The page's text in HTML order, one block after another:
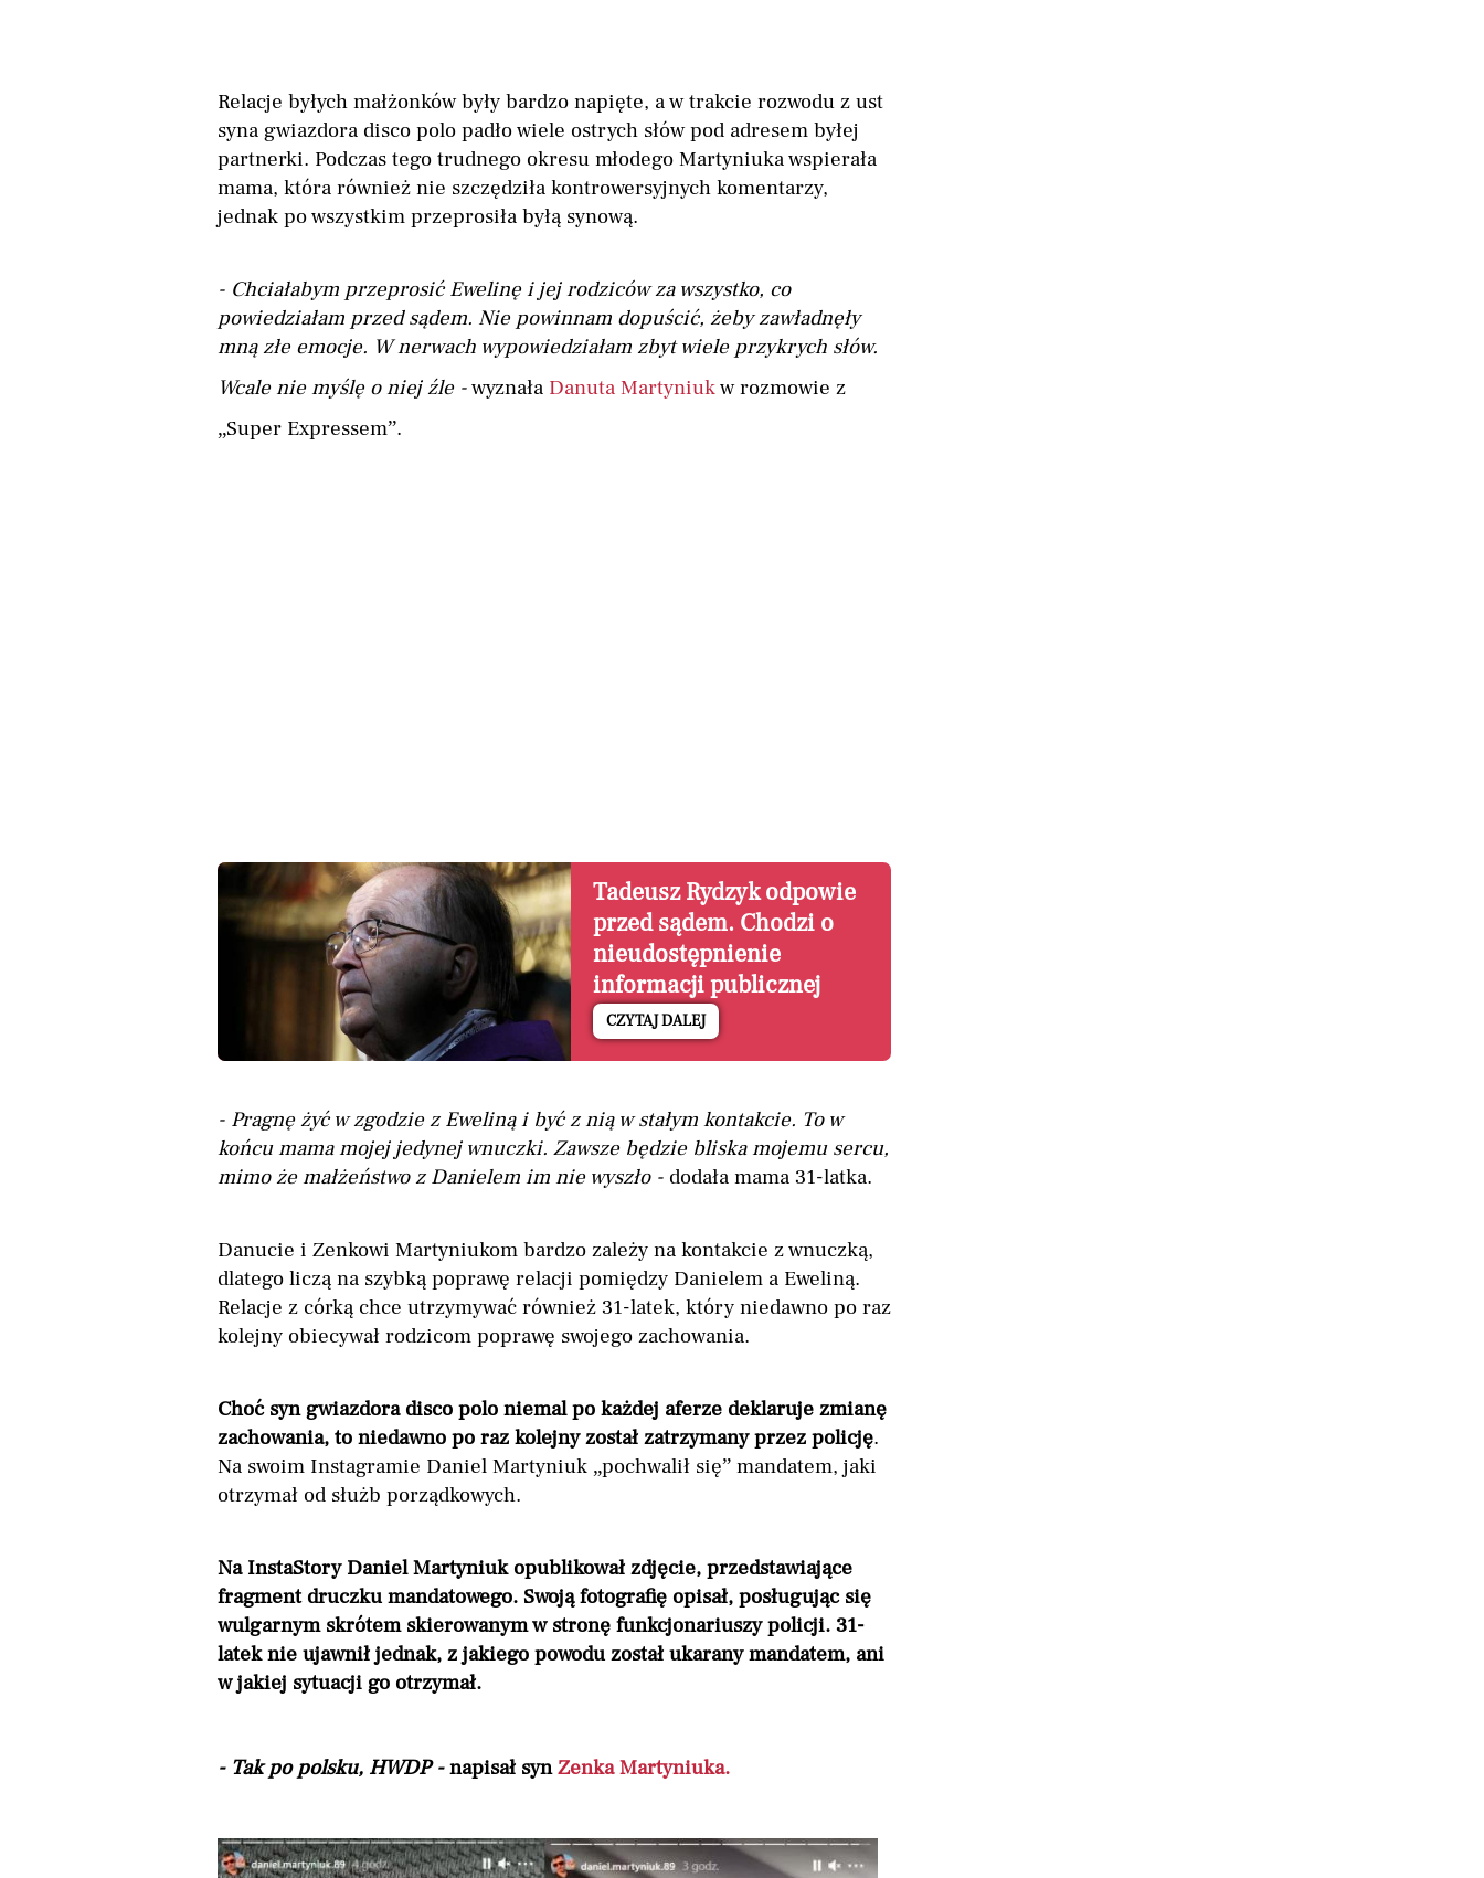
Relacje byłych małżonków były bardzo napięte, a w trakcie rozwodu z ust
syna gwiazdora disco polo padło wiele ostrych słów pod adresem byłej
partnerki. Podczas tego trudnego okresu młodego Martyniuka wspierała
mama, która również nie szczędziła kontrowersyjnych komentarzy,
jednak po wszystkim przeprosiła byłą synową.
- Chciałabym przeprosić Ewelinę i jej rodziców za wszystko, co
powiedziałam przed sądem. Nie powinnam dopuścić, żeby zawładnęły
mną złe emocje. W nerwach wypowiedziałam zbyt wiele przykrych słów.
Wcale nie myślę o niej źle -wyznała Danuta Martyniukw rozmowie z
„Super Expressem”.
Tadeusz Rydzyk odpowie
przed sądem. Chodzi o
nieudostępnienie
informacji publicznej
CZYTAJ DALEJ
- Pragnę żyć w zgodzie z Eweliną i być z nią w stałym kontakcie. To w
końcu mama mojej jedynej wnuczki. Zawsze będzie bliska mojemu sercu,
mimo że małżeństwo z Danielem im nie wyszło - dodała mama 31-latka.
Danucie i Zenkowi Martyniukom bardzo zależy na kontakcie z wnuczką,
dlatego liczą na szybką poprawę relacji pomiędzy Danielem a Eweliną.
Relacje z córką chce utrzymywać również 31-latek, który niedawno po raz
kolejny obiecywał rodzicom poprawę swojego zachowania.
Choć syn gwiazdora disco polo niemal po każdej aferze deklaruje zmianę
zachowania, to niedawno po raz kolejny został zatrzymany przez policję.
Na swoim Instagramie Daniel Martyniuk „pochwalił się” mandatem, jaki
otrzymał od służb porządkowych.
Na InstaStory Daniel Martyniuk opublikował zdjęcie, przedstawiające
fragment druczku mandatowego. Swoją fotografię opisał, posługując się
wulgarnym skrótem skierowanym w stronę funkcjonariuszy policji. 31-
latek nie ujawnił jednak, z jakiego powodu został ukarany mandatem, ani
w jakiej sytuacji go otrzymał.
- Tak po polsku, HWDP -napisał synZenka Martyniuka.